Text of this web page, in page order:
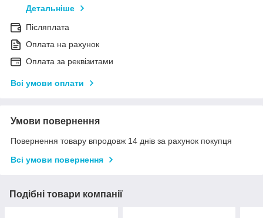
Детальніше
Післяплата
Оплата на рахунок
Оплата за реквізитами
Всі умови оплати
Умови повернення
Повернення товару впродовж 14 днів за рахунок покупця
Всі умови повернення
Подібні товари компанії